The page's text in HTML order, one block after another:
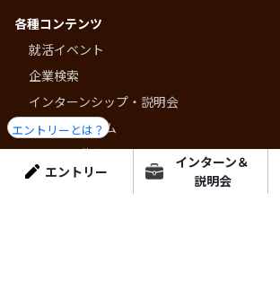
エントリー
エントリーとは？
インターン＆
説明会
各種コンテンツ
就活イベント
企業検索
インターンシップ・説明会
就活プログラム
ショート動画
コラム・特集